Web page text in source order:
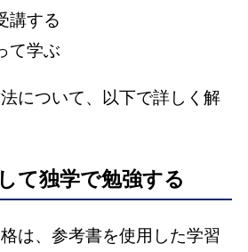
講する
て学ぶ
について、以下で詳しく解
て独学で勉強する
は、参考書を使用した学習